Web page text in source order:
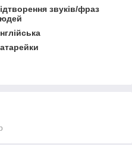
звуків/фраз